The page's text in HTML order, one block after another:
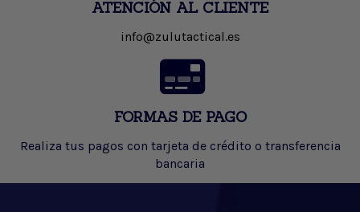
ATENCIÓN AL CLIENTE
info@zulutactical.es
FORMAS DE PAGO
Realiza tus pagos con tarjeta de crédito o transferencia
bancaria